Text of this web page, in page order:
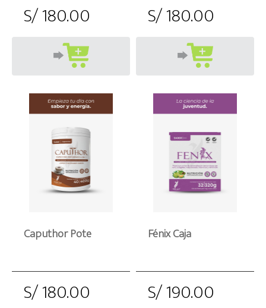
S/ 180.00 S/ 180.00
Caputhor Pote
S/ 180.00
Fénix Caja
S/ 190.00